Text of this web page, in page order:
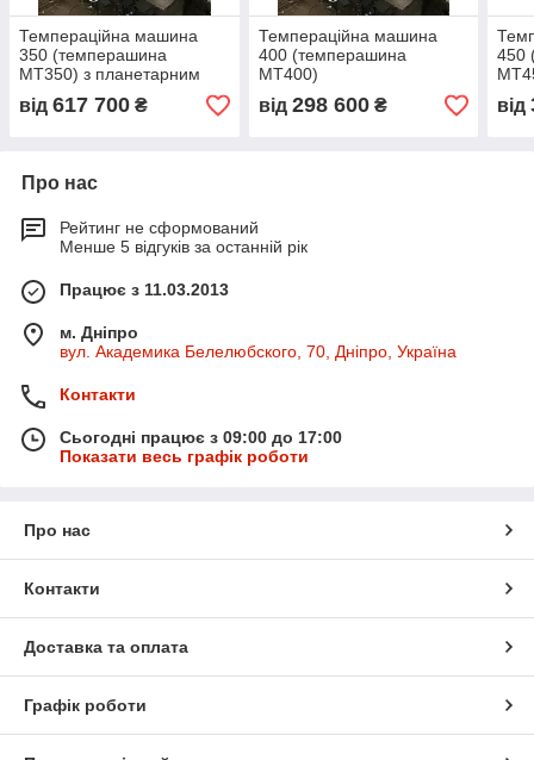
Темпераційна машина
350 (темперашина
МТ350) з планетарним
редуктором і нижнім
розташуванням привода
від 617 700 ₴
Темпераційна машина
400 (темперашина
МТ400)
від 298 600₴
450
від
Про нас
Рейтинг не сформований
Менше 5 відгуків за останній рік
Працює з 11.03.2013
м. Дніпро
вул. Академика Белелюбского, 70, Дніпро, Україна
Контакти
Сьогодні працює з 09:00 до 17:00
Показати весь графік роботи
Про нас
Контакти
Доставка та оплата
Графік роботи